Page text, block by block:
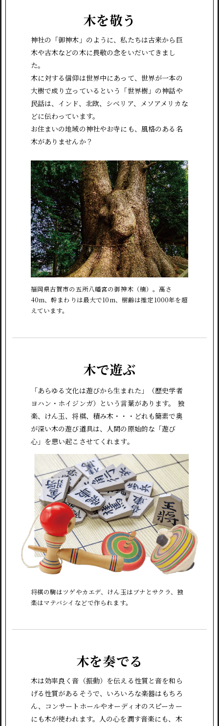
木を敬う
神社の「御神木」のように、私たちは古来から巨
木や古木などの木に畏敬の念をいだいてきまし
た。
木に対する信仰は世界中にあって、世界が一本の
大樹で成り立っているという「世界樹」の神話や
民話は、インド、北欧、シベリア、メソアメリカな
どに伝わっています。
お住まいの地域の神社やお寺にも、風格のある名
木がありませんか？
福岡県古賀市の五所八幡宮の御神木（楠）。高さ
40m、幹まわりは最大で10m、樹齢は推定1000年を超
えています。
木で遊ぶ
「あらゆる文化は遊びから生まれた」（歴史学者
ヨハン・ホイジンガ）という言葉があります。 独
楽、けん玉、将棋、積み木・・・どれも簡素で奥
が深い木の遊び道具は、人間の原始的な「遊び
心」を思い起こさせてくれます。
将棋の駒はツゲやカエデ、けん玉はブナとサクラ、独
楽はマテバシイなどで作られます。
木を奏でる
木は効率良く音（振動）を伝える性質と音を和ら
げる性質があるそうで、いろいろな楽器はもちろ
ん、コンサートホールやオーディオのスピーカー
にも木が使われます。人の心を潤す音楽にも、木